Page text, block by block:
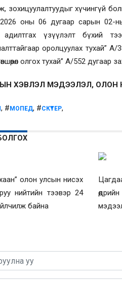
зохицуулалтуудыг хүчингүй
оны 06 дугаар сарын 02-
адилтгах үзүүлэлт бүхий
оролцуулах тухай”
олгох тухай” А/552
ХЭВЛЭЛ МЭДЭЭЛЭЛ, ОЛОН
, # МОПЕД, #СКҮТЕР,
олон улсын нисэх
нийтийн тээвэр 24
байна